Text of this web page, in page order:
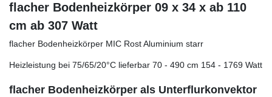
flacher Bodenheizkörper 09 x 34 x ab 110
cm ab 307 Watt
flacher Bodenheizkörper MIC Rost Aluminium starr
Heizleistung bei 75/65/20°C lieferbar 70 - 490 cm 154 - 1769 Watt
flacher Bodenheizkörper als Unterflurkonvektor